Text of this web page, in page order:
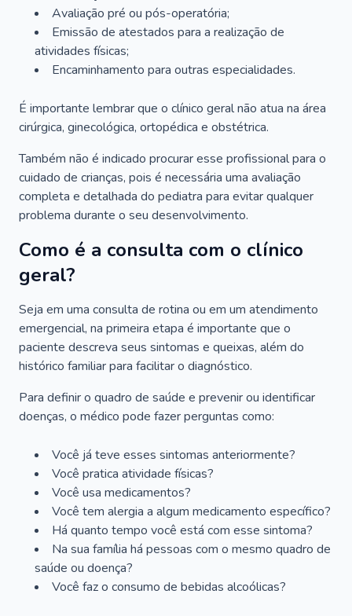
Avaliação pré ou pós-operatória;
Emissão de atestados para a realização de
atividades físicas;
Encaminhamento para outras especialidades.
É importante lembrar que o clínico geral não atua na área
cirúrgica, ginecológica, ortopédica e obstétrica.
Também não é indicado procurar esse profissional para o
cuidado de crianças, pois é necessária uma avaliação
completa e detalhada do pediatra para evitar qualquer
problema durante o seu desenvolvimento.
Como é a consulta com o clínico
geral?
Seja em uma consulta de rotina ou em um atendimento
emergencial, na primeira etapa é importante que o
paciente descreva seus sintomas e queixas, além do
histórico familiar para facilitar o diagnóstico.
Para definir o quadro de saúde e prevenir ou identificar
doenças, o médico pode fazer perguntas como:
Você já teve esses sintomas anteriormente?
Você pratica atividade físicas?
Você usa medicamentos?
Você tem alergia a algum medicamento específico?
Há quanto tempo você está com esse sintoma?
Na sua família há pessoas com o mesmo quadro de
saúde ou doença?
Você faz o consumo de bebidas alcoólicas?